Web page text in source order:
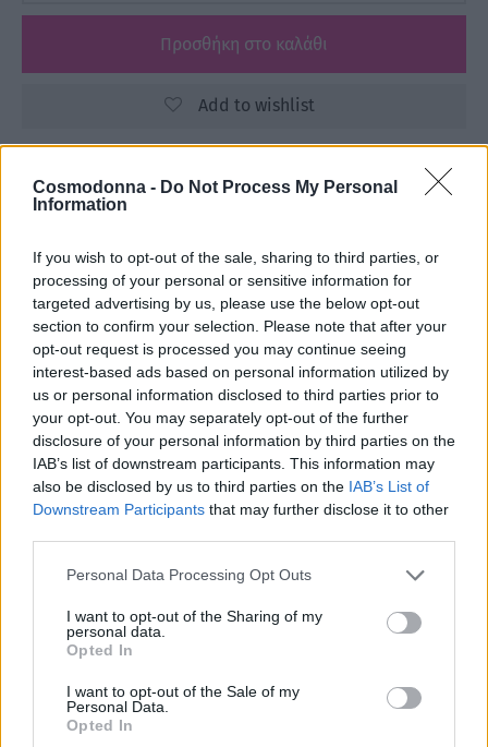
Cosmodonna - Do Not Process My Personal
Information
If you wish to opt-out of the sale, sharing to third parties, or
processing of your personal or sensitive information for
targeted advertising by us, please use the below opt-out
section to confirm your selection. Please note that after your
opt-out request is processed you may continue seeing
interest-based ads based on personal information utilized by
us or personal information disclosed to third parties prior to
your opt-out. You may separately opt-out of the further
disclosure of your personal information by third parties on the
IAB’s list of downstream participants. This information may
also be disclosed by us to third parties on the IAB’s List of
Downstream Participants that may further disclose it to other
Personal Data Processing Opt Outs
I want to opt-out of the Sharing of my
personal data.
Opted In
I want to opt-out of the Sale of my
Personal Data.
Opted In
Προσθήκη στο καλάθι
Add to wishlist
Κωδικός προϊόντος: Μ/Δ
Βούρτσες - Χτένες
ΕΙΔΗ ΚΟΜΜΩΤΗΡΙΟΥ ΕΤΑΙΡΕΙΕΣ
Share
Περιγραφή
Επιπλέον πληροφορίες
Φυσική ενισχυμένη τρίχα.
Ξύλινη τριγωνική λαβή.
Εξωτερική Διάμετρος:35mm
Βάρος:35gr/τεμ